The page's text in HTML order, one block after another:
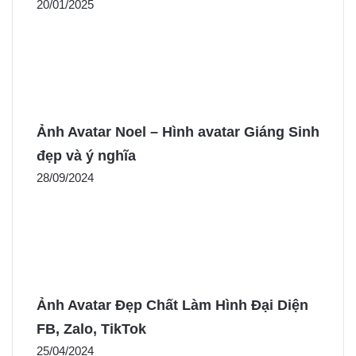
20/01/2025
Ảnh Avatar Noel – Hình avatar Giáng Sinh
đẹp và ý nghĩa
28/09/2024
Ảnh Avatar Đẹp Chất Làm Hình Đại Diện
FB, Zalo, TikTok
25/04/2024